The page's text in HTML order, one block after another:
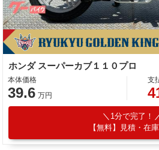
ホンダ スーパーカブ１１０プロ
本体価格
39.6 万円
支
1分で完了！
【無料】見積・在